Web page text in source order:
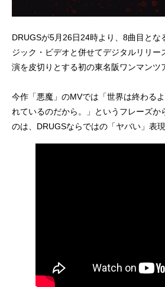
DRUGSが5月26日24時より、8曲目とな
ジック・ビデオと併せてデジタルリリー
演を皮切りとする初の東名阪ワンマンツ
今作「悪魔」のMVでは「世界は終わる
れているのだから。」というフレーズか
のは、DRUGSならではの「ヤバい」表現